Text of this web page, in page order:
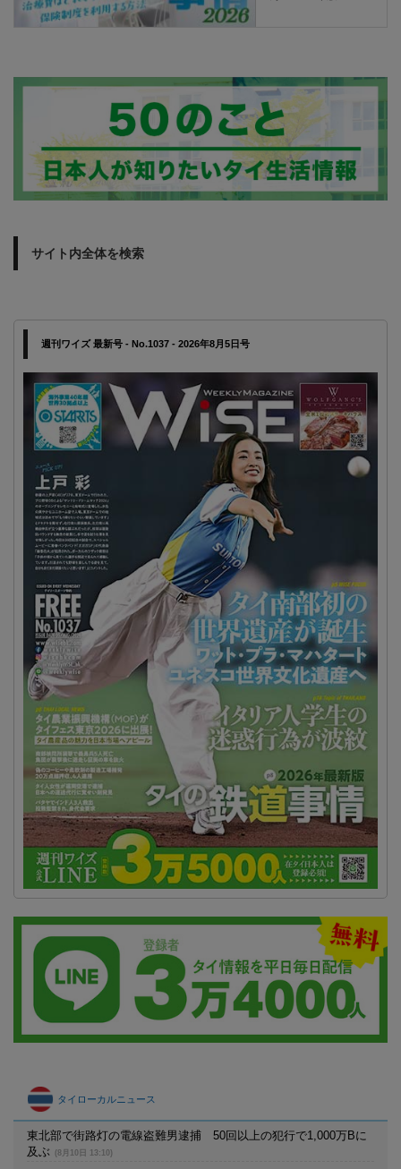
サイト内全体を検索
週刊ワイズ 最新号 - No.1037 - 2026年8月5日号
タイローカルニュース
東北部で街路灯の電線盗難男逮捕 50回以上の犯行で1,000万Bに
及ぶ
(8月10日 13:10)